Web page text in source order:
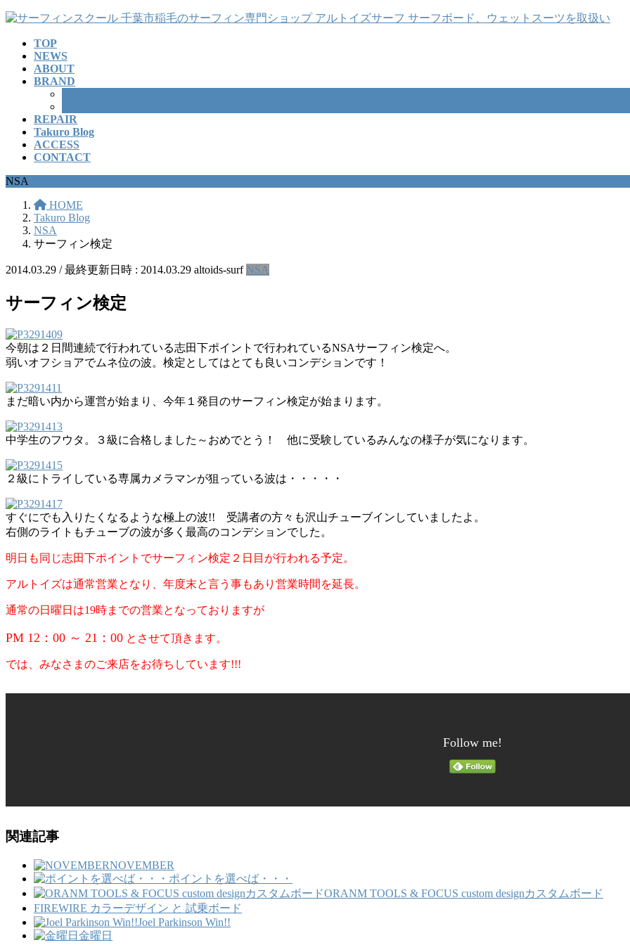
コ
ナ
TOP
NEWS
ABOUT
BRAND
REPAIR
Takuro Blog
ACCESS
CONTACT
NSA
HOME
Takuro Blog
NSA
サーフィン検定
2014.03.29 / 最終更新日時 : 2014.03.29 altoids-surf NSA
サーフィン検定
今朝は２日間連続で行われている志田下ポイントで行われているNSAサーフィン検定へ。
弱いオフショアでムネ位の波。検定としてはとても良いコンデションです！
まだ暗い内から運営が始まり、今年１発目のサーフィン検定が始まります。
中学生のフウタ。３級に合格しました～おめでとう！ 他に受験しているみんなの様子が気になります。
２級にトライしている専属カメラマンが狙っている波は・・・・・
すぐにでも入りたくなるような極上の波!! 受講者の方々も沢山チューブインしていましたよ。
右側のライトもチューブの波が多く最高のコンデションでした。
明日も同じ志田下ポイントでサーフィン検定２日目が行われる予定。
アルトイズは通常営業となり、年度末と言う事もあり営業時間を延長。
通常の日曜日は19時までの営業となっておりますが
PM 12：00 ～ 21：00 とさせて頂きます。
では、みなさまのご来店をお待ちしています!!!
Follow me!
関連記事
NOVEMBER
ポイントを選べば・・・
ORANM TOOLS & FOCUS custom designカスタムボード
FIREWIRE カラーデザイン と 試乗ボード
Joel Parkinson Win!!
金曜日